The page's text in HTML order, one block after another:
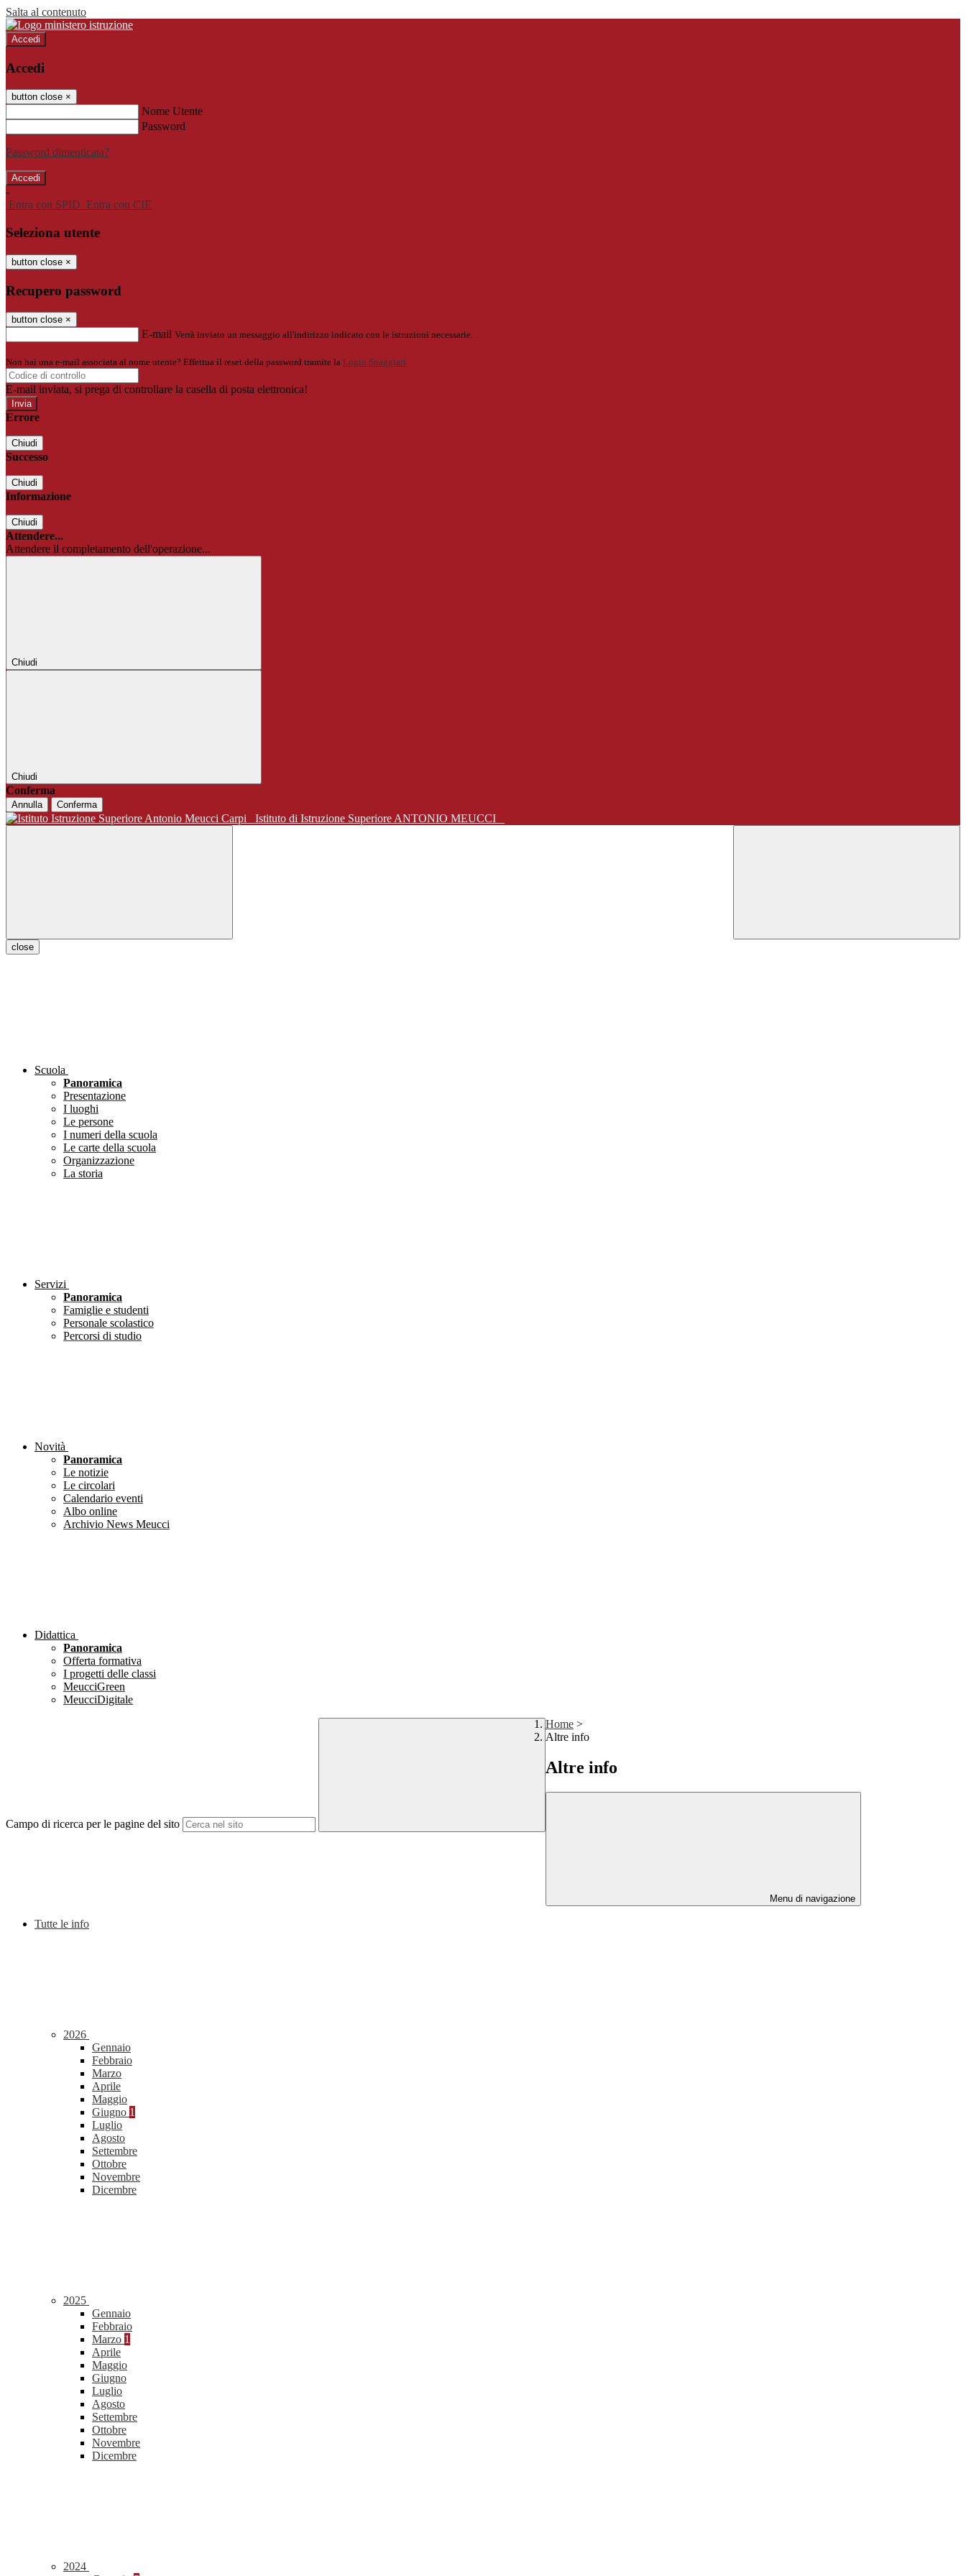
Salta al contenuto
Accedi
Accedi
button close ×
Nome Utente
Password
Password dimenticata?
-
Entra con SPID Entra con CIE
Seleziona utente
button close ×
Recupero password
button close ×
E-mail Verrà inviato un messaggio all'indirizzo indicato con le istruzioni necessarie.
Non hai una e-mail associata al nome utente? Effettua il reset della password tramite la Login Spaggiari
E-mail inviata, si prega di controllare la casella di posta elettronica!
Errore
Chiudi
Successo
Chiudi
Informazione
Chiudi
Attendere...
Attendere il completamento dell'operazione...
Chiudi
Chiudi
Conferma
Annulla Conferma
Istituto di Istruzione Superiore ANTONIO MEUCCI
close
Scuola
Panoramica
Presentazione
I luoghi
Le persone
I numeri della scuola
Le carte della scuola
Organizzazione
La storia
Servizi
Panoramica
Famiglie e studenti
Personale scolastico
Percorsi di studio
Novità
Panoramica
Le notizie
Le circolari
Calendario eventi
Albo online
Archivio News Meucci
Didattica
Panoramica
Offerta formativa
I progetti delle classi
MeucciGreen
MeucciDigitale
Campo di ricerca per le pagine del sito
Home >
Altre info
Altre info
Menu di navigazione
Tutte le info
2026
Gennaio
Febbraio
Marzo
Aprile
Maggio
Giugno 1
Luglio
Agosto
Settembre
Ottobre
Novembre
Dicembre
2025
Gennaio
Febbraio
Marzo 1
Aprile
Maggio
Giugno
Luglio
Agosto
Settembre
Ottobre
Novembre
Dicembre
2024